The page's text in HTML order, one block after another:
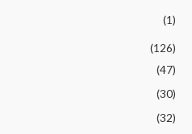
(1)
(126)
(47)
(30)
(32)